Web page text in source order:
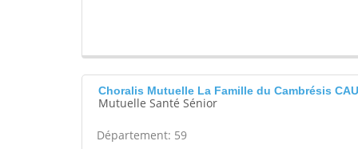
Choralis Mutuelle La Famille du Cambrésis
Mutuelle Santé Sénior
Département: 59